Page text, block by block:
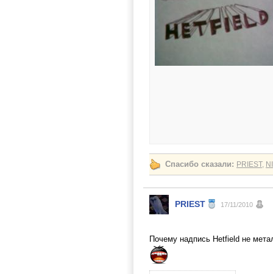
Спасибо сказали: PRIEST,
PRIEST 17/11/2010
Почему надпись Hetfield не